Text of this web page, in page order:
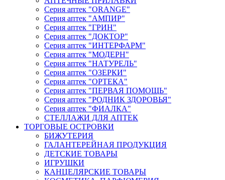
Серия аптек "ORANGE"
Серия аптек "АМПИР"
Серия аптек "ГРИН"
Серия аптек "ДОКТОР"
Серия аптек "ИНТЕРФАРМ"
Серия аптек "МОДЕРН"
Серия аптек "НАТУРЕЛЬ"
Серия аптек "ОЗЕРКИ"
Серия аптек "ОРТЕКА"
Серия аптек "ПЕРВАЯ ПОМОЩЬ"
Серия аптек "РОДНИК ЗДОРОВЬЯ"
Серия аптек "ФИАЛКА"
СТЕЛЛАЖИ ДЛЯ АПТЕК
ТОРГОВЫЕ ОСТРОВКИ
БИЖУТЕРИЯ
ГАЛАНТЕРЕЙНАЯ ПРОДУКЦИЯ
ДЕТСКИЕ ТОВАРЫ
ИГРУШКИ
КАНЦЕЛЯРСКИЕ ТОВАРЫ